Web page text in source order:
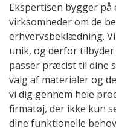
Ekspertisen bygger
virksomheder om de
erhvervsbeklædning.
unik, og derfor
passer præcist til dine
valg af materialer og
vi dig gennem hele
firmatøj, der ikke kun
dine funktionelle